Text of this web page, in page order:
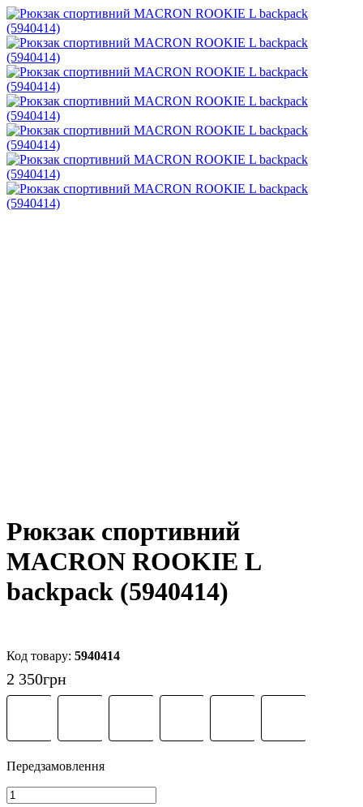
Рюкзак спортивний
MACRON ROOKIE L
backpack (5940414)
5940414
2 350грн